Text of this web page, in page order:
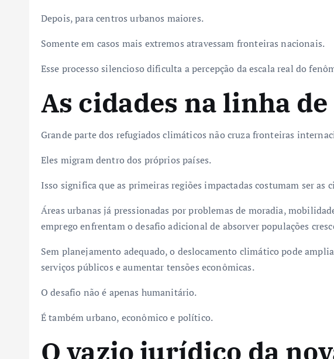
Depois, para centros urbanos maiores.
Somente em casos mais extremos atravessam fronteiras nacionais.
Esse processo silencioso dificulta a percepção da escala real do
As cidades na linha
Grande parte dos refugiados climáticos não cruza fronteiras
Eles migram dentro dos próprios países.
Isso significa que as primeiras regiões impactadas costumam ser as
Áreas urbanas já pressionadas por problemas de moradia,
emprego enfrentam o desafio adicional de absorver populações
Sem planejamento adequado, o deslocamento climático pode
serviços públicos e aumentar tensões econômicas.
O desafio não é apenas humanitário.
É também urbano, econômico e político.
O vazio jurídico da